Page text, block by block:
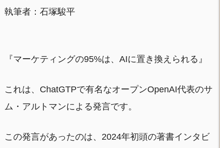
執筆者：石塚駿平
『マーケティングの95%は、AIに置き換えられる』
これは、ChatGTPで有名なオープンOpenAI代表のサ
ム・アルトマンによる発言です。
この発言があったのは、2024年初頭の著書インタビ